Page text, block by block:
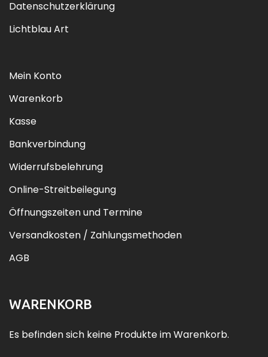
Datenschutzerklärung
Lichtblau Art
Mein Konto
Warenkorb
Kasse
Bankverbindung
Widerrufsbelehrung
Online-Streitbeilegung
Öffnungszeiten und Termine
Versandkosten / Zahlungsmethoden
AGB
WARENKORB
Es befinden sich keine Produkte im Warenkorb.